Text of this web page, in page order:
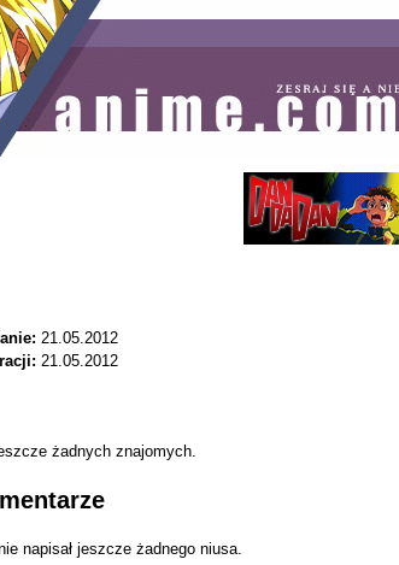
21.05.2012
21.05.2012
żadnych znajomych.
napisał jeszcze żadnego niusa.